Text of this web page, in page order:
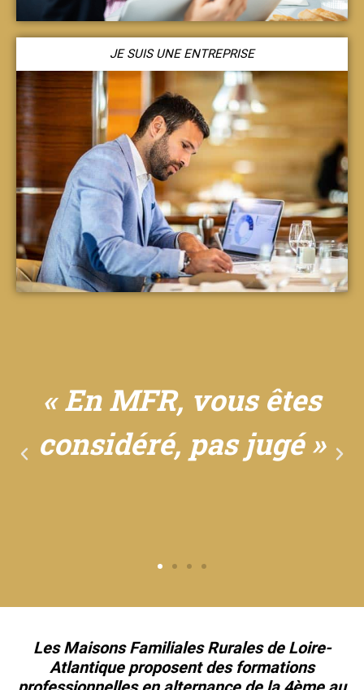
JE SUIS UNE ENTREPRISE
« En MFR, vous êtes
considéré, pas jugé »
Les Maisons Familiales Rurales de Loire-
Atlantique proposent des formations